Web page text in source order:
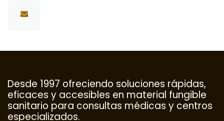
Desde 1997 ofreciendo soluciones rápidas,
eficaces y accesibles en material fungible
sanitario para consultas médicas y centros
especializados.